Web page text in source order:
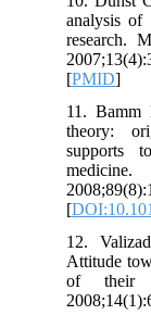
analysis
[PMID
11.
theory:
supports
[
12.
Attitude
of their